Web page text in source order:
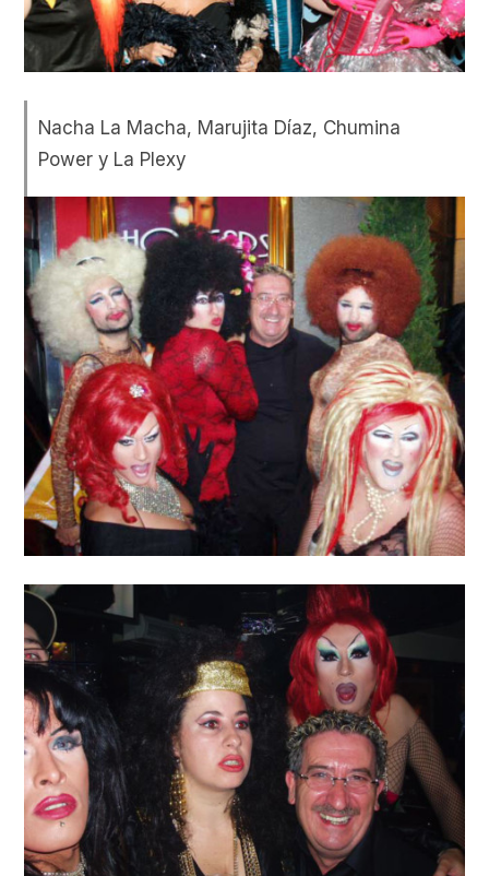
Nacha La Macha, Marujita Díaz, Chumina
Power y La Plexy